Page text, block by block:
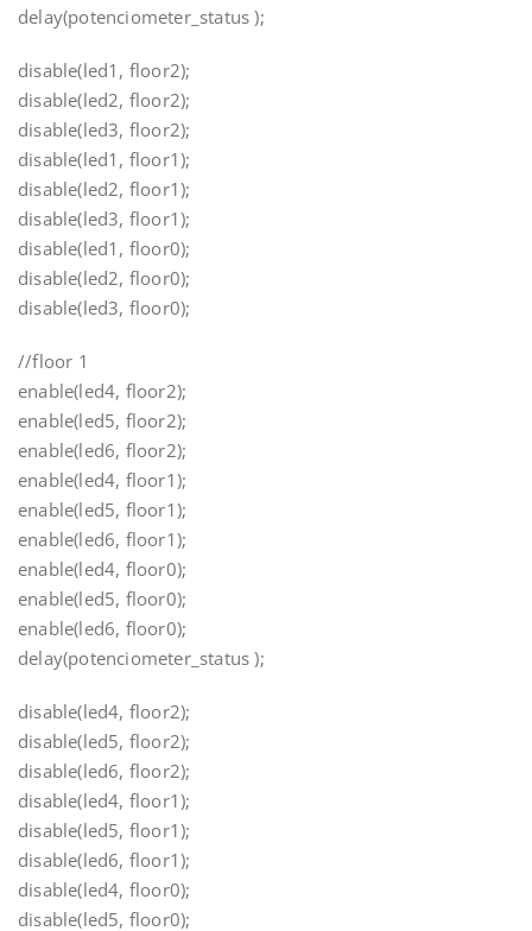
delay(potenciometer_status );
disable(led1, floor2);
disable(led2, floor2);
disable(led3, floor2);
disable(led1, floor1);
disable(led2, floor1);
disable(led3, floor1);
disable(led1, floor0);
disable(led2, floor0);
disable(led3, floor0);
//floor 1
enable(led4, floor2);
enable(led5, floor2);
enable(led6, floor2);
enable(led4, floor1);
enable(led5, floor1);
enable(led6, floor1);
enable(led4, floor0);
enable(led5, floor0);
enable(led6, floor0);
delay(potenciometer_status );
disable(led4, floor2);
disable(led5, floor2);
disable(led6, floor2);
disable(led4, floor1);
disable(led5, floor1);
disable(led6, floor1);
disable(led4, floor0);
disable(led5, floor0);